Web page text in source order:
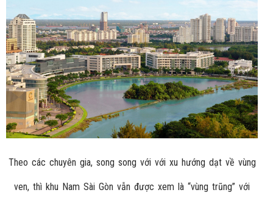
Theo các chuyên gia, song song với với xu hướng dạt về vùng
ven, thì khu Nam Sài Gòn vẫn được xem là “vùng trũng” với